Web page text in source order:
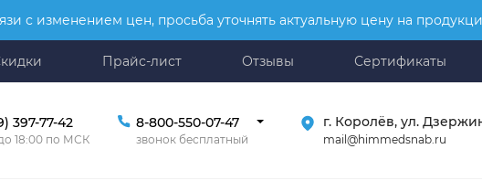
с изменением цен, просьба уточнять актуальную цену на
Прайс-лист Отзывы Сертификаты
397-77-42
18:00 по МСК
8-800-550-07-47
звонок бесплатный
г. Королёв, ул.
mail@himmedsnab.ru